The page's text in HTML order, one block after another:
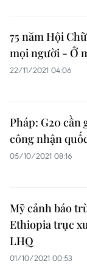
75 năm Hội
mọi người - Ở
22/11/2021 04:06
Pháp: G20 cần
công nhận
05/10/2021 08:16
Mỹ cảnh báo
Ethiopia trục
LHQ
01/10/2021 00:53